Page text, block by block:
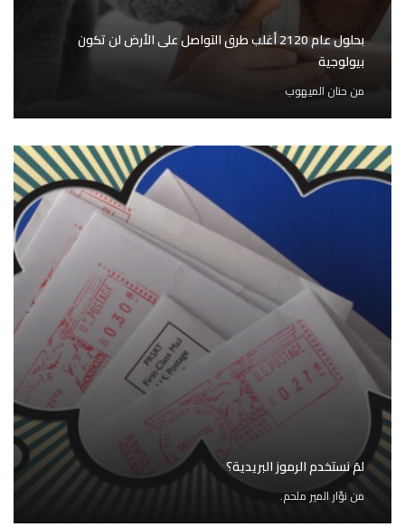
بحلول عام 2120 أغلب طرق التواصل على الأرض لن تكون
بيولوجية
منحنان الميهوب
لمَ نستخدم الرموز البريدية؟
من نوّار المير ملحم.